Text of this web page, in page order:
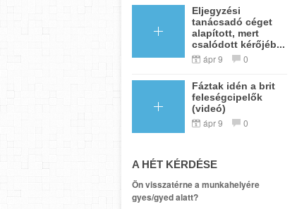
Eljegyzési
tanácsadó céget
alapított, mert
csalódott kérőjéb...
ápr 9 0
Fáztak idén a brit
feleségcipelők
(videó)
ápr 9 0
A HÉT KÉRDÉSE
Ön visszatérne a munkahelyére
gyes/gyed alatt?